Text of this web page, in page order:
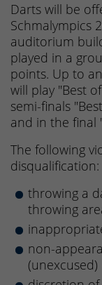
Darts will be
Schmalympics
auditorium
played in a
points. Up to
will play "Best
semi-finals
and in the final
The following
disqualification:
throwing a
throwing
non-